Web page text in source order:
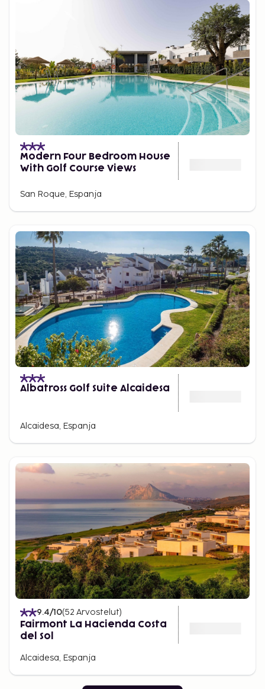
Modern Four Bedroom House
With Golf Course Views
San Roque, Espanja
Albatross Golf Suite Alcaidesa
Alcaidesa, Espanja
9.4/10(52 Arvostelut)
Fairmont La Hacienda Costa
del Sol
Alcaidesa, Espanja